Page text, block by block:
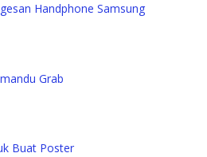
Handphone Samsung
Grab
Buat Poster